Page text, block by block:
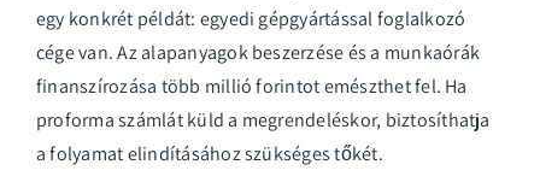
egy konkrét példát: egyedi gépgyártással foglalkozó
cége van. Az alapanyagok beszerzése és a munkaórák
finanszírozása több millió forintot emészthet fel. Ha
proforma számlát küld a megrendeléskor, biztosíthatja
a folyamat elindításához szükséges tőkét.